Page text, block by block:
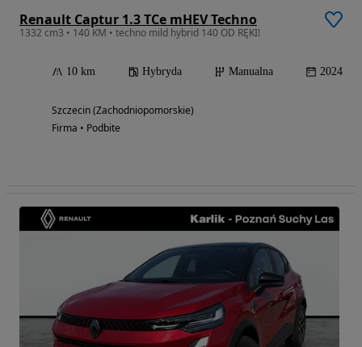
Renault Captur 1.3 TCe mHEV Techno
1332 cm3 • 140 KM • techno mild hybrid 140 OD RĘKI!
10 km Hybryda Manualna 2024
Szczecin (Zachodniopomorskie)
Firma • Podbite